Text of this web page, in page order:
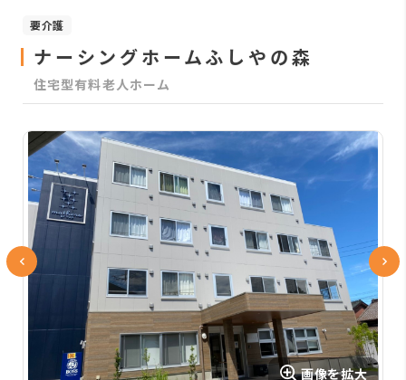
要介護
ナーシングホームふしやの森
住宅型有料老人ホーム